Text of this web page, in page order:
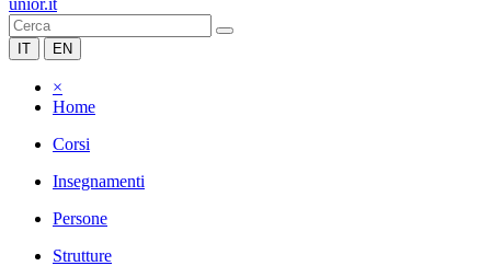
unior.it
IT EN
×
Home
Corsi
Insegnamenti
Persone
Strutture